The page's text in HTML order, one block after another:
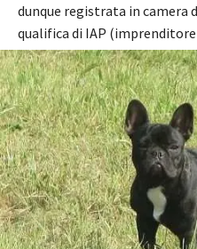
dunque registrata in camera
qualifica di IAP